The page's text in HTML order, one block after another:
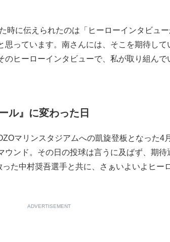
に伝えられたのは「ヒーローインタビュ
っています。南さんには、そこを期待して
のヒーローインタビューで、私が取り組んで
ル』に変わった日
マリンスタジアムへの凱旋登板となった4
ウンド。その日の投球は言うに及ばず、期待
た中村奨吾選手と共に、さぁいよいよヒー
ADVERTISEMENT